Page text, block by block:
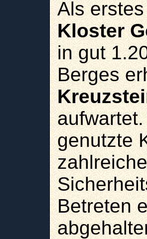
Als
Kloster
in gut
Berges
genutzte
Betreten